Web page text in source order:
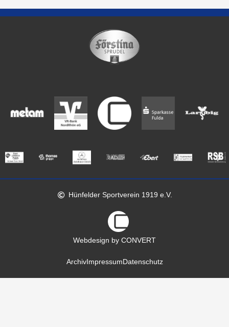
Hünfelder Sportverein 1919 e.V.
Webdesign by CONVERT
ArchivImpressumDatenschutz